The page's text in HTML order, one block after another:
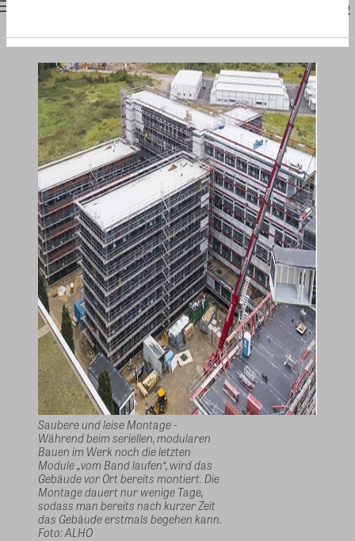
Saubere und leise Montage -
Während beim seriellen, modularen
Bauen im Werk noch die letzten
Module „vom Band laufen“, wird das
Gebäude vor Ort bereits montiert. Die
Montage dauert nur wenige Tage,
sodass man bereits nach kurzer Zeit
das Gebäude erstmals begehen kann.
Foto: ALHO